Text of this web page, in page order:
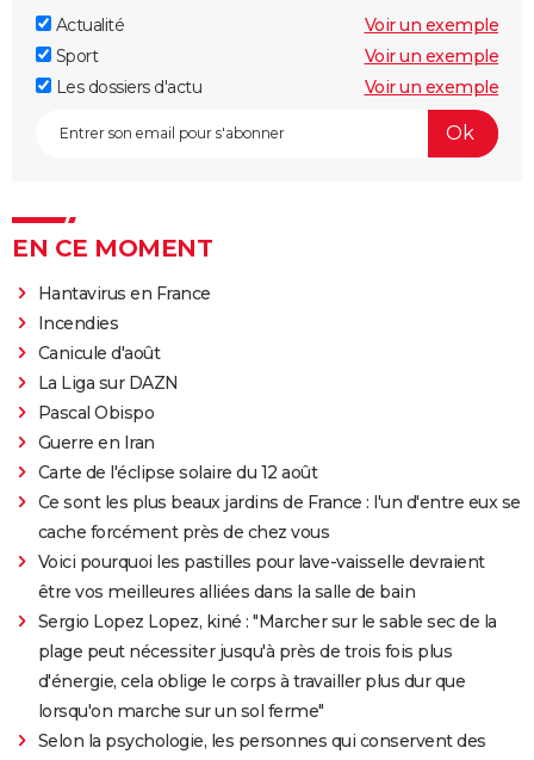
Actualité
Voir un exemple
Sport
Voir un exemple
Les dossiers d'actu
Voir un exemple
EN CE MOMENT
Hantavirus en France
Incendies
Canicule d'août
La Liga sur DAZN
Pascal Obispo
Guerre en Iran
Carte de l'éclipse solaire du 12 août
Ce sont les plus beaux jardins de France : l'un d'entre eux se
cache forcément près de chez vous
Voici pourquoi les pastilles pour lave-vaisselle devraient
être vos meilleures alliées dans la salle de bain
Sergio Lopez Lopez, kiné : "Marcher sur le sable sec de la
plage peut nécessiter jusqu'à près de trois fois plus
d'énergie, cela oblige le corps à travailler plus dur que
lorsqu'on marche sur un sol ferme"
Selon la psychologie, les personnes qui conservent des